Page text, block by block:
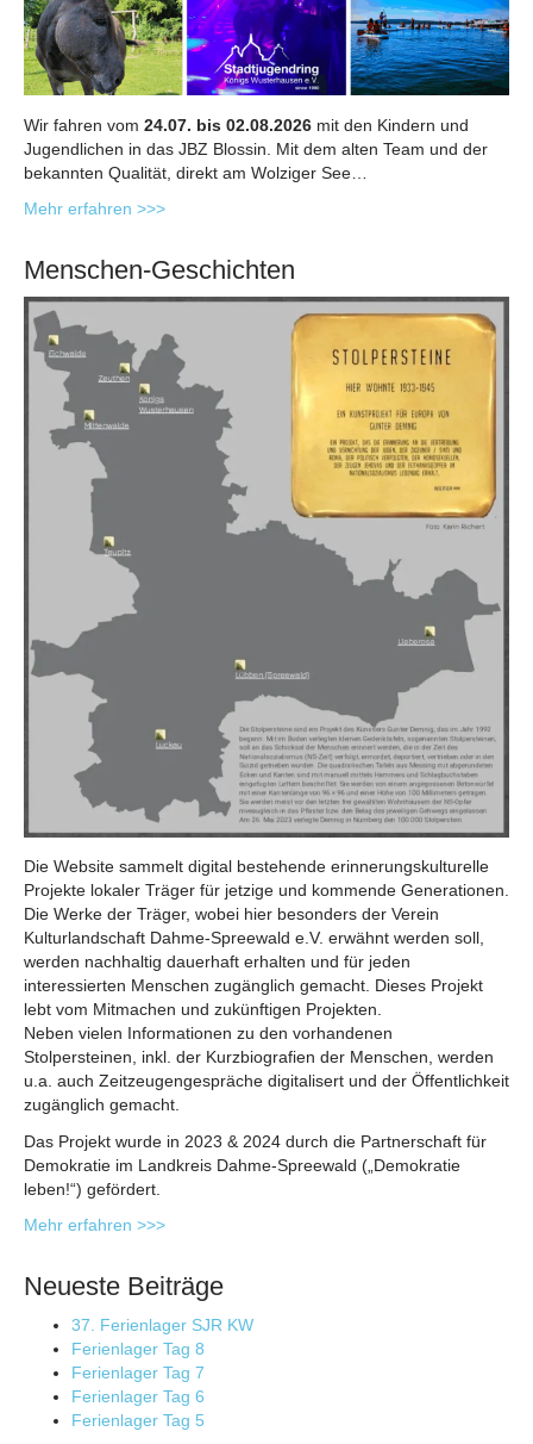
Wir fahren vom 24.07. bis 02.08.2026 mit den Kindern und
Jugendlichen in das JBZ Blossin. Mit dem alten Team und der
bekannten Qualität, direkt am Wolziger See…
Mehr erfahren >>>
Menschen-Geschichten
Die Website sammelt digital bestehende erinnerungskulturelle
Projekte lokaler Träger für jetzige und kommende Generationen.
Die Werke der Träger, wobei hier besonders der Verein
Kulturlandschaft Dahme-Spreewald e.V. erwähnt werden soll,
werden nachhaltig dauerhaft erhalten und für jeden
interessierten Menschen zugänglich gemacht. Dieses Projekt
lebt vom Mitmachen und zukünftigen Projekten.
Neben vielen Informationen zu den vorhandenen
Stolpersteinen, inkl. der Kurzbiografien der Menschen, werden
u.a. auch Zeitzeugengespräche digitalisert und der Öffentlichkeit
zugänglich gemacht.
Das Projekt wurde in 2023 & 2024 durch die Partnerschaft für
Demokratie im Landkreis Dahme-Spreewald („Demokratie
leben!“) gefördert.
Mehr erfahren >>>
Neueste Beiträge
37. Ferienlager SJR KW
Ferienlager Tag 8
Ferienlager Tag 7
Ferienlager Tag 6
Ferienlager Tag 5